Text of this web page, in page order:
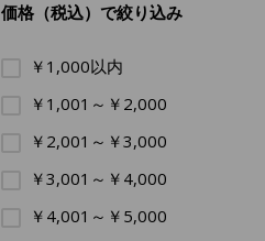
価格（税込）で絞り込み
￥1,000以内
￥1,001～￥2,000
￥2,001～￥3,000
￥3,001～￥4,000
￥4,001～￥5,000